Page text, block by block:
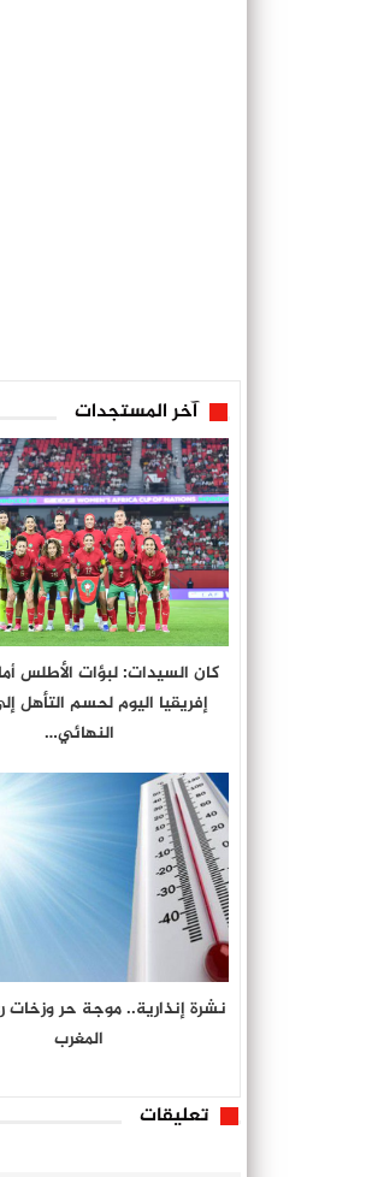
آخر المستجدات
كان السيدات: لبؤات الأطلس
إفريقيا اليوم لحسم التأهل
النهائي…
نشرة إنذارية.. موجة حر
المغرب
تعليقات